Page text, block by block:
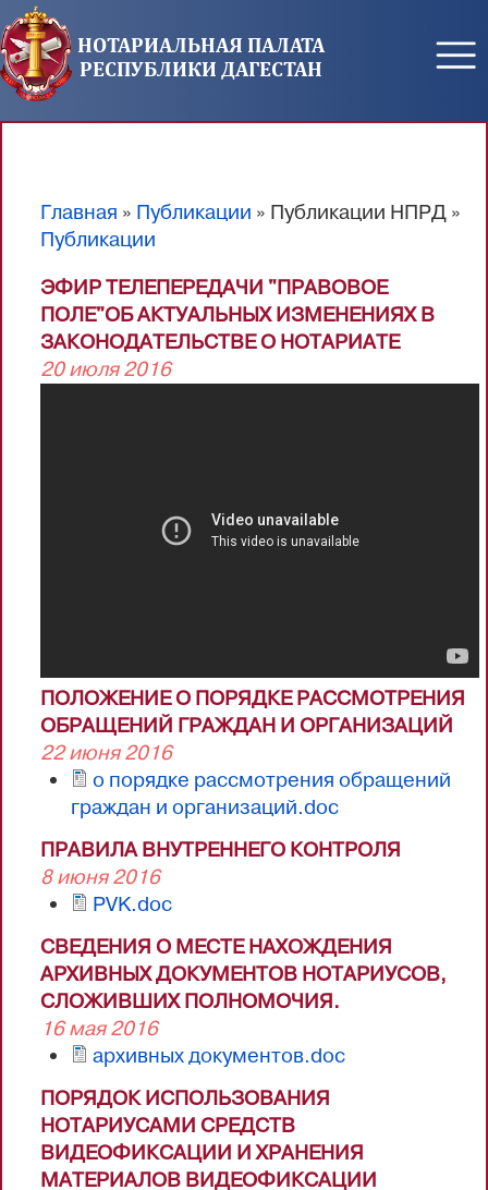
Перейти к основному содержанию
НОТАРИАЛЬНАЯ ПАЛАТА
РЕСПУБЛИКИ ДАГЕСТАН
Вы здесь
Главная » Публикации » Публикации НПРД »
Публикации
ЭФИР ТЕЛЕПЕРЕДАЧИ "ПРАВОВОЕ
ПОЛЕ"ОБ АКТУАЛЬНЫХ ИЗМЕНЕНИЯХ В
ЗАКОНОДАТЕЛЬСТВЕ О НОТАРИАТЕ
20 июля 2016
ПОЛОЖЕНИЕ О ПОРЯДКЕ РАССМОТРЕНИЯ
ОБРАЩЕНИЙ ГРАЖДАН И ОРГАНИЗАЦИЙ
22 июня 2016
о порядке рассмотрения обращений
граждан и организаций.doc
ПРАВИЛА ВНУТРЕННЕГО КОНТРОЛЯ
8 июня 2016
PVK.doc
СВЕДЕНИЯ О МЕСТЕ НАХОЖДЕНИЯ
АРХИВНЫХ ДОКУМЕНТОВ НОТАРИУСОВ,
СЛОЖИВШИХ ПОЛНОМОЧИЯ.
16 мая 2016
архивных документов.doc
ПОРЯДОК ИСПОЛЬЗОВАНИЯ
НОТАРИУСАМИ СРЕДСТВ
ВИДЕОФИКСАЦИИ И ХРАНЕНИЯ
МАТЕРИАЛОВ ВИДЕОФИКСАЦИИ